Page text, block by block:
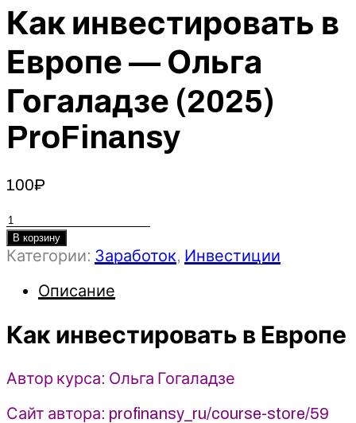
Как инвестировать в
Европе — Ольга
Гогаладзе (2025)
ProFinansy
100₽
Количество
товара
Как
-
Гогаладзе
(2025)
ProFinansy
В корзину
Категории: Заработок, Инвестиции
Описание
Как инвестировать в Европе
Автор курса: Ольга Гогаладзе
Сайт автора: profinansy_ru/course-store/59